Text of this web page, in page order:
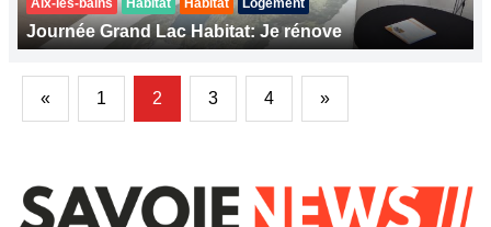
Aix-les-bains Habitat Habitat Logement
Journée Grand Lac Habitat: Je rénove
« 1 2 3 4 »